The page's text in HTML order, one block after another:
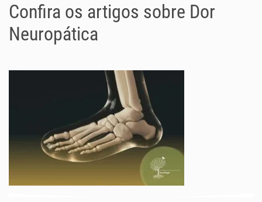
Confira os artigos sobre Dor
Neuropática